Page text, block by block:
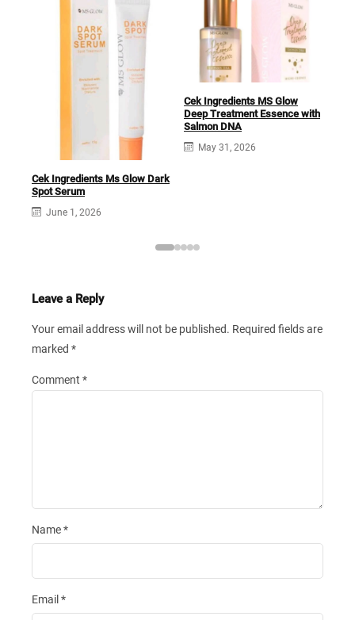
Cek Ingredients Ms Glow Dark
Spot Serum
June 1, 2026
Cek Ingredients MS Glow
Deep Treatment Essence with
Salmon DNA
May 31, 2026
Leave a Reply
Your email address will not be published. Required fields are
marked *
Comment *
Name*
Email *